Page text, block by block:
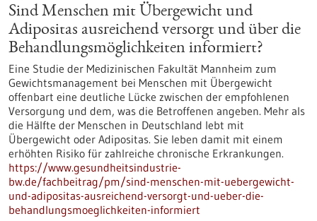
Sind Menschen mit Übergewicht und
Adipositas ausreichend versorgt und über die
Behandlungsmöglichkeiten informiert?
Eine Studie der Medizinischen Fakultät Mannheim zum
Gewichtsmanagement bei Menschen mit Übergewicht
offenbart eine deutliche Lücke zwischen der empfohlenen
Versorgung und dem, was die Betroffenen angeben. Mehr als
die Hälfte der Menschen in Deutschland lebt mit
Übergewicht oder Adipositas. Sie leben damit mit einem
erhöhten Risiko für zahlreiche chronische Erkrankungen.
https://www.gesundheitsindustrie-
bw.de/fachbeitrag/pm/sind-menschen-mit-uebergewicht-
und-adipositas-ausreichend-versorgt-und-ueber-die-
behandlungsmoeglichkeiten-informiert